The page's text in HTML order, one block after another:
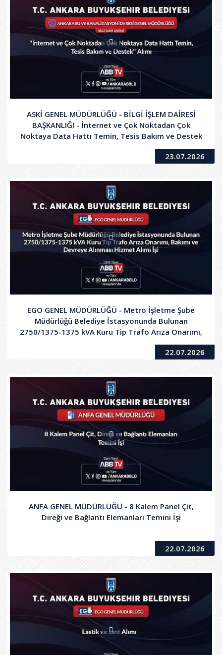
ASKİ GENEL MÜDÜRLÜĞÜ - BİLGİ İŞLEM DAİRESİ
BAŞKANLIĞI - İnternet ve Çok Noktadan Çok
Noktaya Data Hattı Temin, Tesis Bakım ve Destek
23.07.2026
EGO GENEL MÜDÜRLÜĞÜ - Metro İşletme Şube
Müdürlüğü Belediye İstasyonunda Bulunan
2750/1375-1375 kVA Kuru Tip Trafo Arıza Onarımı,
Bakımı ve Devreye Alınması Hizmet Alımı İşi
22.07.2026
ANFA GENEL MÜDÜRLÜĞÜ - 8 Kalem Panel Çit,
Direği ve Bağlantı Elemanları Temini İşi
22.07.2026